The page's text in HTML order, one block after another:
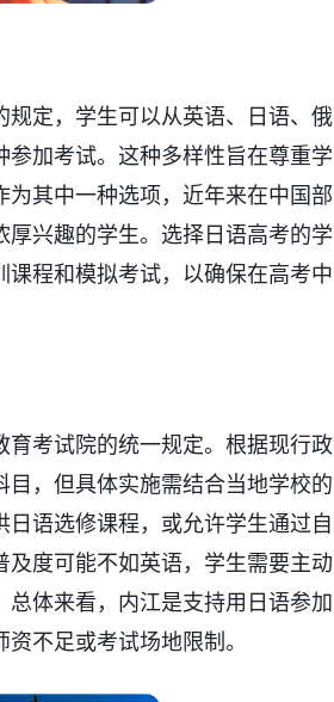
定，学生可以从英语、日语、俄
加考试。这种多样性旨在尊重学
其中一种选项，近年来在中国部
兴趣的学生。选择日语高考的学
程和模拟考试，以确保在高考中
考试院的统一规定。根据现行政
，但具体实施需结合当地学校的
语选修课程，或允许学生通过自
度可能不如英语，学生需要主动
体来看，内江是支持用日语参加
不足或考试场地限制。